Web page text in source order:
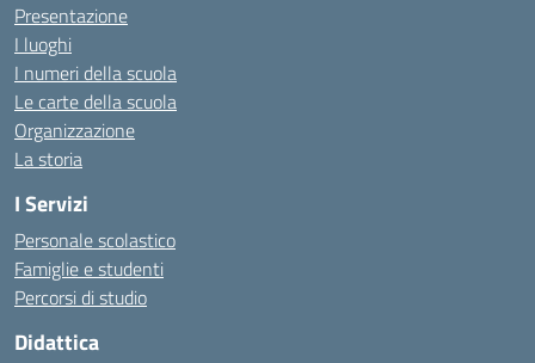
Presentazione
I luoghi
I numeri della scuola
Le carte della scuola
Organizzazione
La storia
I Servizi
Personale scolastico
Famiglie e studenti
Percorsi di studio
Didattica